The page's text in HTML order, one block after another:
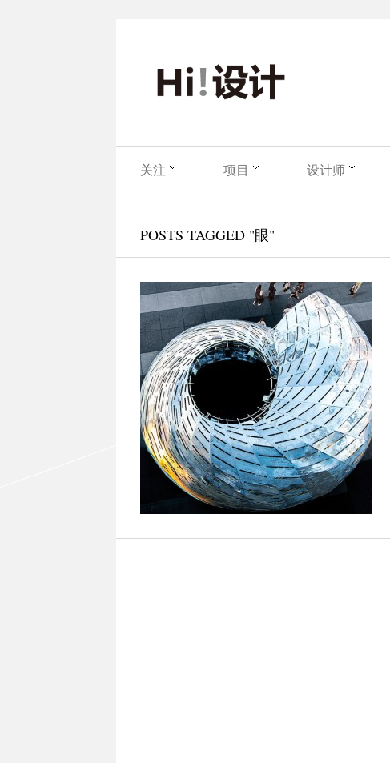
关注 项目 设计师
POSTS TAGGED "眼"